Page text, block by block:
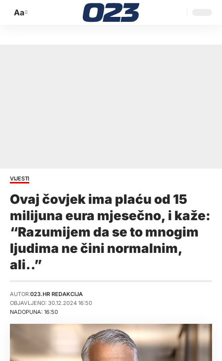
Promijeni
Aa
VIJESTI
Ovaj čovjek ima plaću od 15
milijuna eura mjesečno, i kaže:
“Razumijem da se to mnogim
ljudima ne čini normalnim,
ali..”
NADOPUNA: 16:50
AUTOR:023.HR REDAKCIJA
OBJAVLJENO: 30.12.2024 16:50